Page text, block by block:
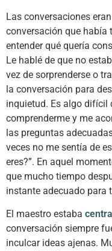
Las conversaciones
conversación que había
entender qué quería
Le hablé de que no
vez de sorprenderse o
la conversación para
inquietud. Es algo difícil
comprenderme y me
las preguntas
veces no me sentía de
eres?”. En aquel
que mucho tiempo
instante adecuado para
El maestro estaba
conversación siempre
inculcar ideas ajenas.